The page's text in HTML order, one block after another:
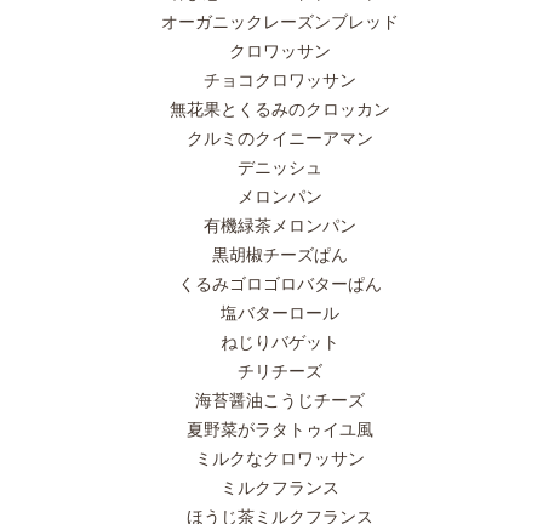
オーガニックレーズンブレッド
クロワッサン
チョコクロワッサン
無花果とくるみのクロッカン
クルミのクイニーアマン
デニッシュ
メロンパン
有機緑茶メロンパン
黒胡椒チーズぱん
くるみゴロゴロバターぱん
塩バターロール
ねじりバゲット
チリチーズ
海苔醤油こうじチーズ
夏野菜がラタトゥイユ風
ミルクなクロワッサン
ミルクフランス
ほうじ茶ミルクフランス